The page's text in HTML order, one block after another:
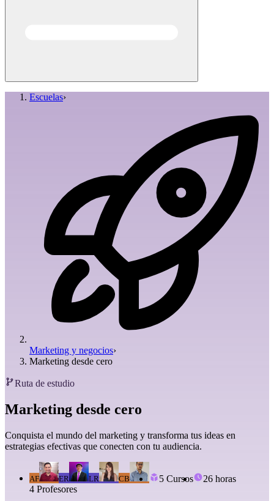
Escuelas›
Marketing y negocios›
Marketing desde cero
Ruta de estudio
Marketing desde cero
Conquista el mundo del marketing y transforma tus ideas en
estrategias efectivas que conecten con tu audiencia.
AF ER LR CB
4 Profesores
5 Cursos 26 horas